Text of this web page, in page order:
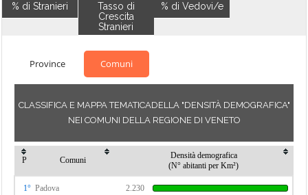
% di Stranieri
Tasso di
Crescita
Stranieri
% di Vedovi/e
Province Comuni
CLASSIFICA E MAPPA TEMATICADELLA "DENSITÀ DEMOGRAFICA"
NEI COMUNI DELLA REGIONE DI VENETO
P Comuni
Densità demografica
(N° abitanti per Km²)
1° Padova 2.230